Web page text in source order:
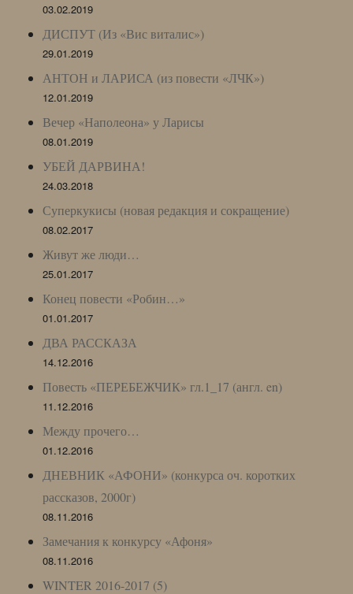
03.02.2019
ДИСПУТ (Из «Вис виталис»)
29.01.2019
АНТОН и ЛАРИСА (из повести «ЛЧК»)
12.01.2019
Вечер «Наполеона» у Ларисы
08.01.2019
УБЕЙ ДАРВИНА!
24.03.2018
Суперкукисы (новая редакция и сокращение)
08.02.2017
Живут же люди…
25.01.2017
Конец повести «Робин…»
01.01.2017
ДВА РАССКАЗА
14.12.2016
Повесть «ПЕРЕБЕЖЧИК» гл.1_17 (англ. en)
11.12.2016
Между прочего…
01.12.2016
ДНЕВНИК «АФОНИ» (конкурса оч. коротких
рассказов, 2000г)
08.11.2016
Замечания к конкурсу «Афоня»
08.11.2016
WINTER 2016-2017 (5)